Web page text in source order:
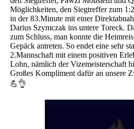
Möglichkeiten, den Siegtreffer zum
in der 83.Minute mit einer
Darius Szymczak ins untere Toreck.
zum Schluss, man konnte die
Gepäck antreten. So endet eine sehr
2.Mannschaft mit einem positiven
Lohn, nämlich der Vizemeisterschaft
Großes Kompliment dafür an unsere
💪👌